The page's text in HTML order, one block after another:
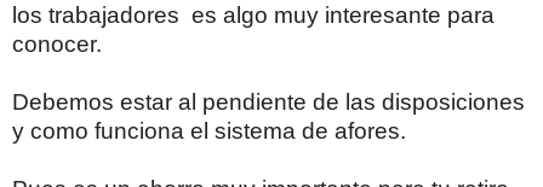
los trabajadores es algo muy interesante para
conocer.
Debemos estar al pendiente de las disposiciones
y como funciona el sistema de afores.